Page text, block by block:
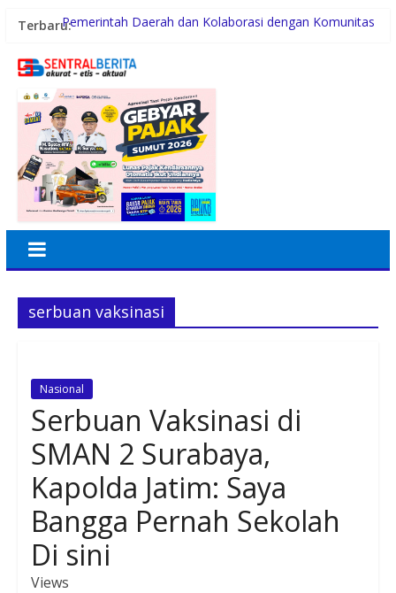
Terbaru:Pemerintah Daerah dan Kolaborasi dengan Komunitas
Pencurian Rumah Kosong
Turunkan Kemiskinan dan Pengangguran
Kunker ke Tapteng, Kapolda Sumut Letakkan Batu
Pertama Pembangunan Rusun Polres Tapanuli Tengah
Konsumsi Sabu di Kabin Truk, Supir Tangki Asal Aceh
Diamankan Sat Intelkam Polres Sergai
serbuan vaksinasi
Nasional
Serbuan Vaksinasi di
SMAN 2 Surabaya,
Kapolda Jatim: Saya
Bangga Pernah Sekolah
Di sini
Views